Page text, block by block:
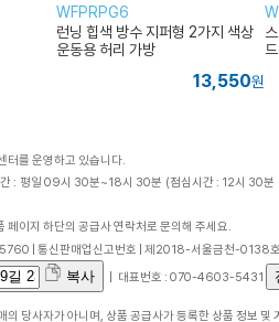
WFPRPG6
런닝 힙색 방수 지퍼형 2가지 색상
운동용 허리 가방
13,550원